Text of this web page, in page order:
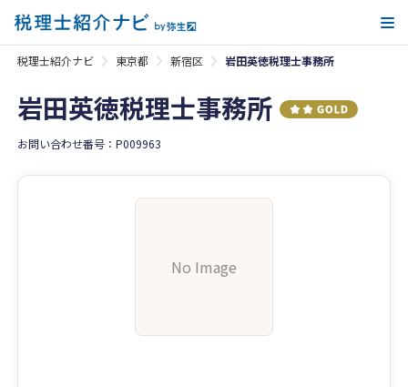
税理士紹介ナビ 東京都 新宿区 岩田英徳税理士事務所
岩田英徳税理士事務所
お問い合わせ番号：P009963
No Image